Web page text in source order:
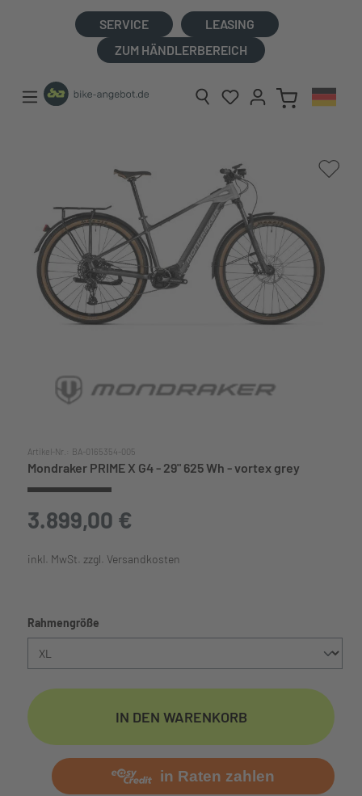
SERVICE
LEASING
ZUM HÄNDLERBEREICH
Artikel-Nr.: BA-0165354-005
Mondraker PRIME X G4 - 29" 625 Wh - vortex grey
3.899,00 €
inkl. MwSt. zzgl. Versandkosten
Rahmengröße
IN DEN WARENKORB